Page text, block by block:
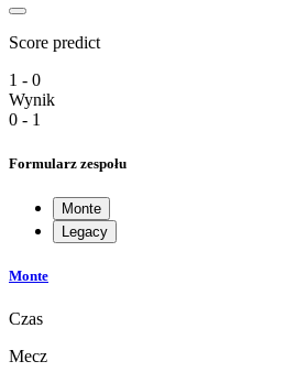
Score predict
1 - 0
Wynik
0 - 1
Formularz zespołu
Monte
Legacy
Monte
Czas
Mecz